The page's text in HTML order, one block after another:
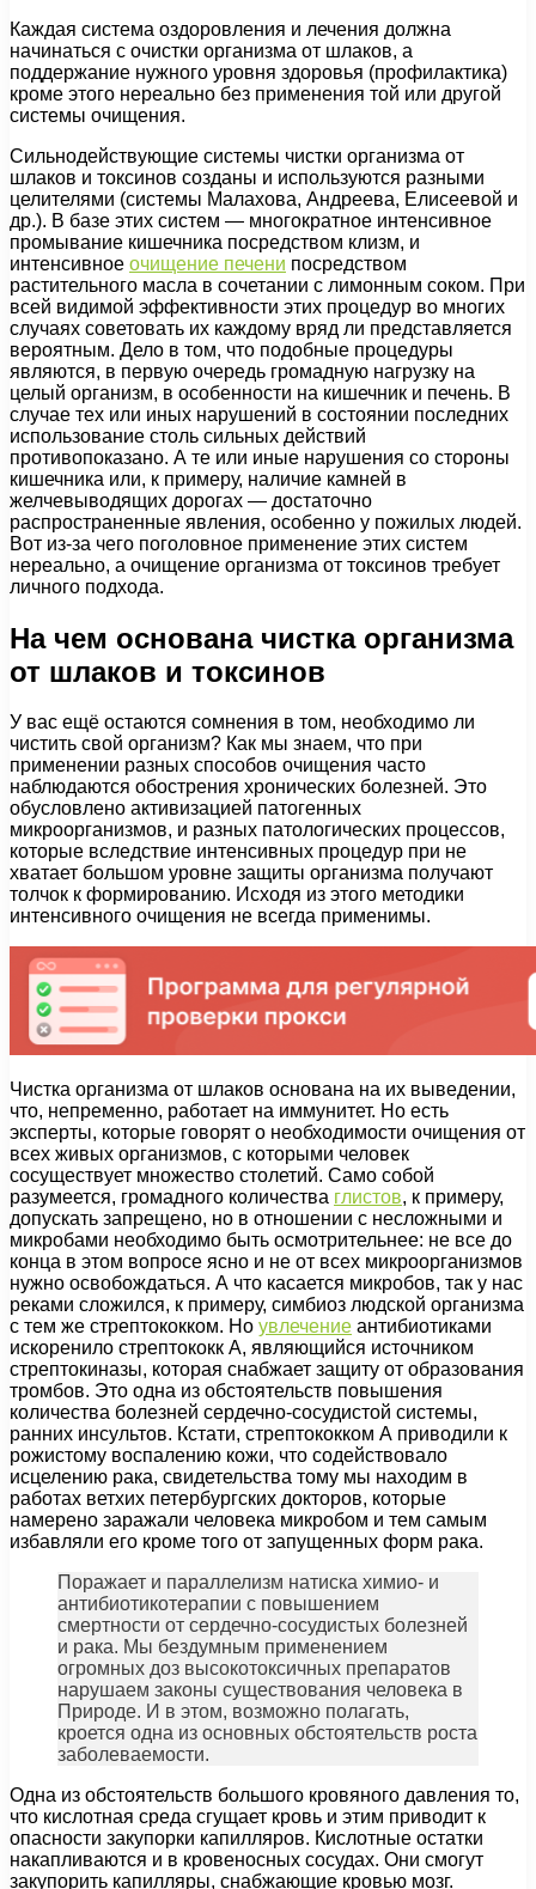
Каждая система оздоровления и лечения должна
начинаться с очистки организма от шлаков, а
поддержание нужного уровня здоровья (профилактика)
кроме этого нереально без применения той или другой
системы очищения.
Сильнодействующие системы чистки организма от
шлаков и токсинов созданы и используются разными
целителями (системы Малахова, Андреева, Елисеевой и
др.). В базе этих систем — многократное интенсивное
промывание кишечника посредством клизм, и
интенсивное очищение печени посредством
растительного масла в сочетании с лимонным соком. При
всей видимой эффективности этих процедур во многих
случаях советовать их каждому вряд ли представляется
вероятным. Дело в том, что подобные процедуры
являются, в первую очередь громадную нагрузку на
целый организм, в особенности на кишечник и печень. В
случае тех или иных нарушений в состоянии последних
использование столь сильных действий
противопоказано. А те или иные нарушения со стороны
кишечника или, к примеру, наличие камней в
желчевыводящих дорогах — достаточно
распространенные явления, особенно у пожилых людей.
Вот из-за чего поголовное применение этих систем
нереально, а очищение организма от токсинов требует
личного подхода.
На чем основана чистка организма
от шлаков и токсинов
У вас ещё остаются сомнения в том, необходимо ли
чистить свой организм? Как мы знаем, что при
применении разных способов очищения часто
наблюдаются обострения хронических болезней. Это
обусловлено активизацией патогенных
микроорганизмов, и разных патологических процессов,
которые вследствие интенсивных процедур при не
хватает большом уровне защиты организма получают
толчок к формированию. Исходя из этого методики
интенсивного очищения не всегда применимы.
Чистка организма от шлаков основана на их выведении,
что, непременно, работает на иммунитет. Но есть
эксперты, которые говорят о необходимости очищения от
всех живых организмов, с которыми человек
сосуществует множество столетий. Само собой
разумеется, громадного количества глистов, к примеру,
допускать запрещено, но в отношении с несложными и
микробами необходимо быть осмотрительнее: не все до
конца в этом вопросе ясно и не от всех микроорганизмов
нужно освобождаться. А что касается микробов, так у нас
реками сложился, к примеру, симбиоз людской организма
с тем же стрептококком. Но увлечение антибиотиками
искоренило стрептококк А, являющийся источником
стрептокиназы, которая снабжает защиту от образования
тромбов. Это одна из обстоятельств повышения
количества болезней сердечно-сосудистой системы,
ранних инсультов. Кстати, стрептококком А приводили к
рожистому воспалению кожи, что содействовало
исцелению рака, свидетельства тому мы находим в
работах ветхих петербургских докторов, которые
намерено заражали человека микробом и тем самым
избавляли его кроме того от запущенных форм рака.
Поражает и параллелизм натиска химио- и
антибиотикотерапии с повышением
смертности от сердечно-сосудистых болезней
и рака. Мы бездумным применением
огромных доз высокотоксичных препаратов
нарушаем законы существования человека в
Природе. И в этом, возможно полагать,
кроется одна из основных обстоятельств роста
заболеваемости.
Одна из обстоятельств большого кровяного давления то,
что кислотная среда сгущает кровь и этим приводит к
опасности закупорки капилляров. Кислотные остатки
накапливаются и в кровеносных сосудах. Они смогут
закупорить капилляры, снабжающие кровью мозг.